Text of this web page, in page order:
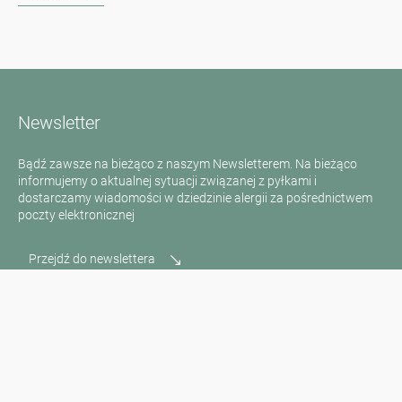
Newsletter
Bądź zawsze na bieżąco z naszym Newsletterem. Na bieżąco
informujemy o aktualnej sytuacji związanej z pyłkami i
dostarczamy wiadomości w dziedzinie alergii za pośrednictwem
poczty elektronicznej
Przejdź do newslettera